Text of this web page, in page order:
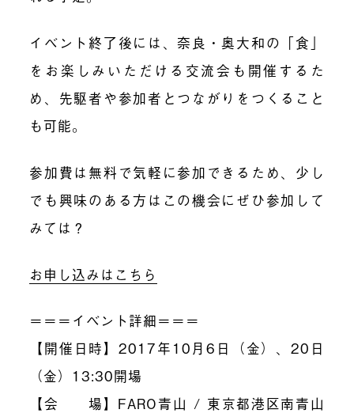
イベント終了後には、奈良・奥大和の「食」
をお楽しみいただける交流会も開催するた
め、先駆者や参加者とつながりをつくること
も可能。
参加費は無料で気軽に参加できるため、少し
でも興味のある方はこの機会にぜひ参加して
みては？
お申し込みはこちら
＝＝＝イベント詳細＝＝＝
【開催日時】2017年10月6日（金）、20日
（金）13:30開場
【会 場】FARO青山 / 東京都港区南青山